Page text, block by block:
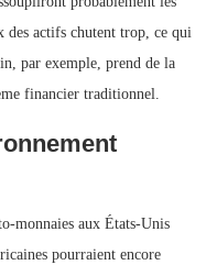
des actifs chutent trop, ce qui
par exemple, prend de la
financier traditionnel.
monnaies aux États-Unis
pourraient encore